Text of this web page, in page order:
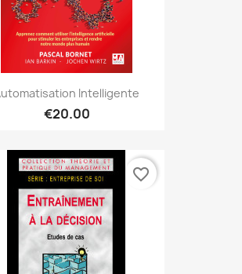
Intelligente
€20.00
favorite_border